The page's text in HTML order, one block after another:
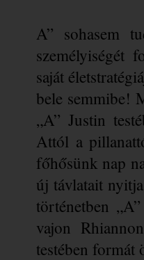
A” sohasem
személyiségét
saját
bele semmibe!
„A” Justin
Attól a
főhősünk nap
új távlatait
történetben
vajon
testében formát